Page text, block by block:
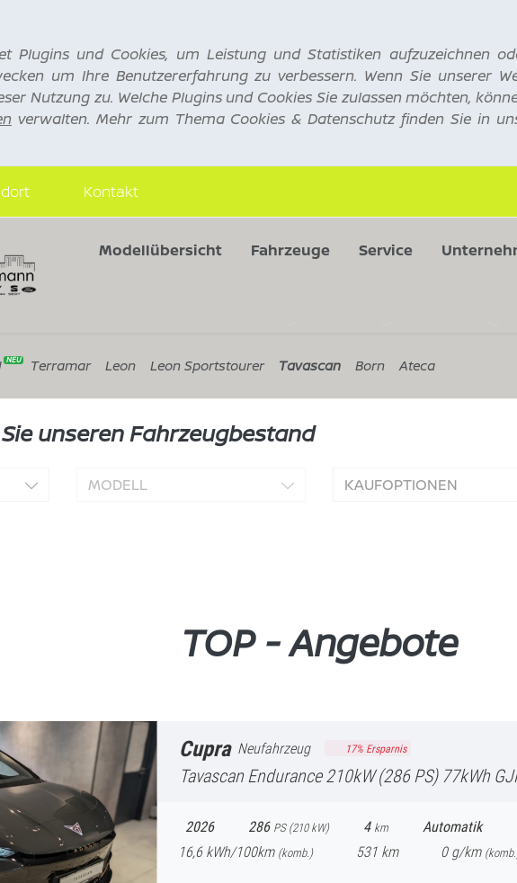
Kontakt
Modellübersicht Fahrzeuge Service
Terramar Leon Leon Sportstourer Tavascan Born Ateca
unseren Fahrzeugbestand
MODELL KAUFOPTIONEN
TOP - Angebote
Cupra Neufahrzeug 17% Ersparnis
TavascanEndurance 210kW (286 PS) 77kWh GJR Winter-Paket
2026 286 PS (210kW) 4 km Automatik
16,6 kWh/100km (komb.) 531 km 0 g/km (
Plugins und Cookies, um Leistung und Statistiken aufzuzeichnen
um Ihre Benutzererfahrung zu verbessern. Wenn Sie unserer
Nutzung zu. Welche Plugins und Cookies Sie zulassen möchten,
verwalten. Mehr zum Thema Cookies & Datenschutz finden Sie in